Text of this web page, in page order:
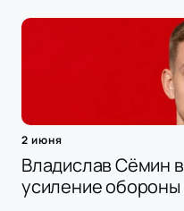
2 июня
Владислав Сёмин
усиление обороны